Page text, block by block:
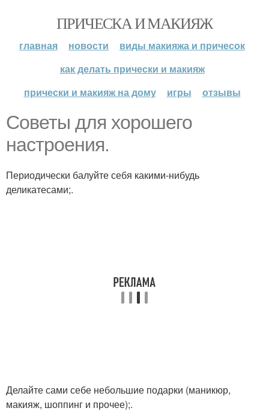
ПРИЧЕСКА И МАКИЯЖ
главная новости
виды макияжа и причесок
как делать прически и макияж
прически и макияж на дому
игры отзывы
Советы для хорошего
настроения.
Периодически балуйте себя какими-нибудь
деликатесами;.
Делайте сами себе небольшие подарки (маникюр,
макияж, шоппинг и прочее);.